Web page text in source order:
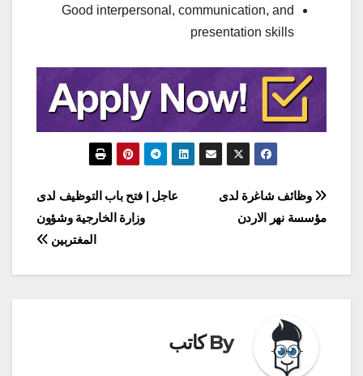
Good interpersonal, communication, and
presentation skills
تصفّح
المقالات
عاجل | فتح باب التوظيف لدى
وزارة الخارجية وشؤون
المغتربين
وظائف شاغرة لدى
مؤسسة نهر الاردن
By كاتب